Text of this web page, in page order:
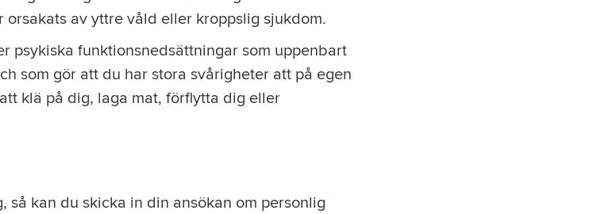
orsakats av yttre våld eller kroppslig sjukdom.
psykiska funktionsnedsättningar som uppenbart
som gör att du har stora svårigheter att på egen
klä på dig, laga mat, förflytta dig eller
så kan du skicka in din ansökan om personlig